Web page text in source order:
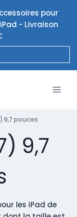
pour
- Livraison
9,7 pouces
9,7
les iPad de